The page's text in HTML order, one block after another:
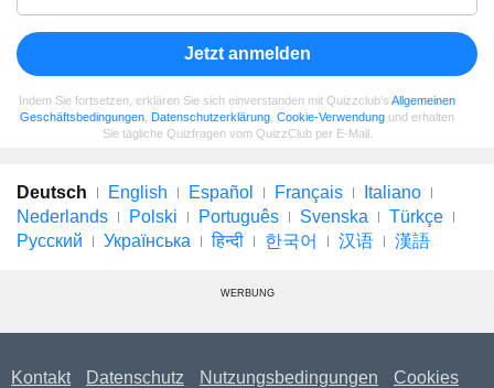
Jetzt anmelden
Indem Sie fortsetzen, erklären Sie sich einverstanden mit Quizzclub's Allgemeinen
Geschäftsbedingungen Datenschutzerklärung Cookie-Verwendung und erhalten
Sie tägliche Quizfragen vom QuizzClub per E-Mail.
Deutsch English Español Français
Italiano
Nederlands
Polski Português Svenska
Türkçe
Русский
Українська हिन्दी 한국어 汉语 漢語
WERBUNG
Kontakt Datenschutz Nutzungsbedingungen Cookies